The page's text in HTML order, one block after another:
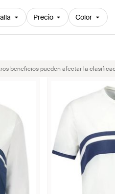
como una de las mejores
Precio Color
beneficios pueden afectar la